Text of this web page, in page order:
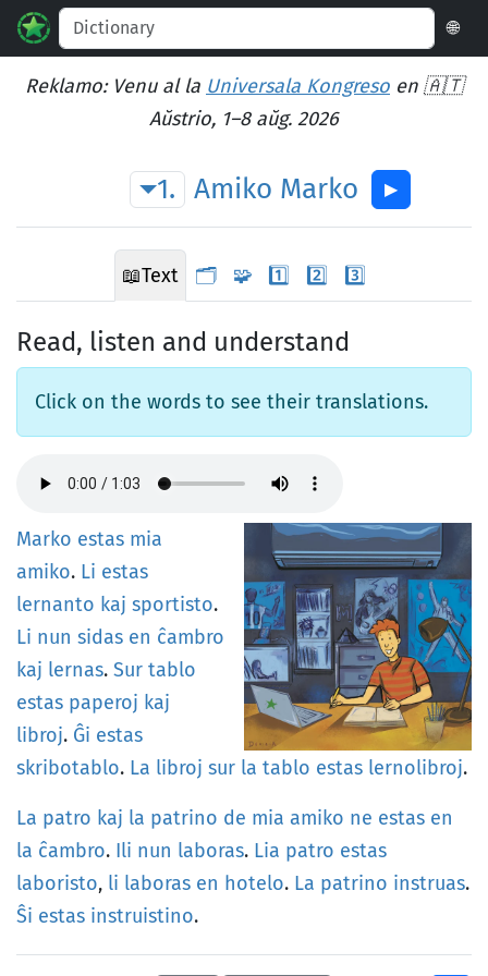
🌐
Reklamo: Venu al la Universala Kongreso en 🇦🇹
Aŭstrio, 1–8 aŭg. 2026
1. Amiko Marko ▶︎
📖Text 🗂️ 🧩 1️⃣ 2️⃣ 3️⃣
Read, listen and understand
Click on the words to see their translations.
Marko estas mia
amiko. Li estas
lernanto kaj sportisto.
Li nun sidas en ĉambro
kaj lernas. Sur tablo
estas paperoj kaj
libroj. Ĝi estas
skribotablo. La libroj sur la tablo estas lernolibroj.
La patro kaj la patrino de mia amiko ne estas en
la ĉambro. Ili nun laboras. Lia patro estas
laboristo, li laboras en hotelo. La patrino instruas.
Ŝi estas instruistino.